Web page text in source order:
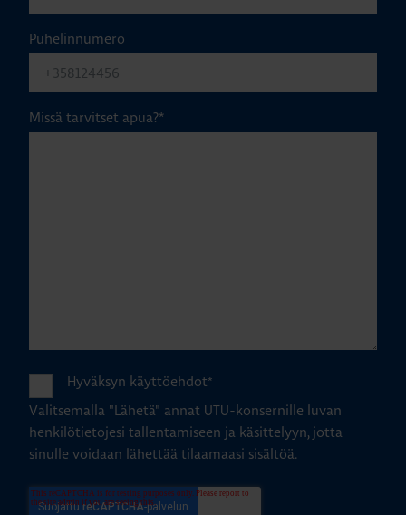
Puhelinnumero
Missä tarvitset apua?*
Hyväksyn käyttöehdot*
Valitsemalla "Lähetä" annat UTU-konsernille luvan
henkilötietojesi tallentamiseen ja käsittelyyn, jotta
sinulle voidaan lähettää tilaamaasi sisältöä.